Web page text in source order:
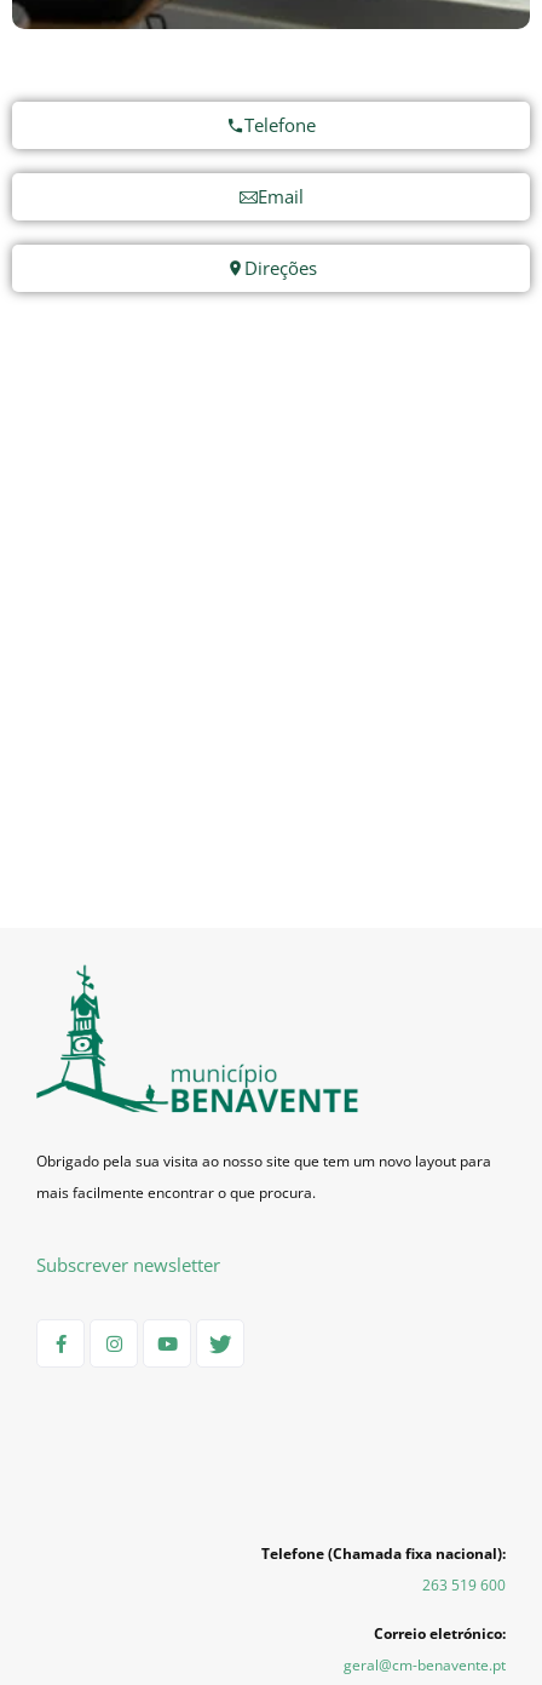
Telefone
Email
Direções
Obrigado pela sua visita ao nosso site que tem um novo layout para
mais facilmente encontrar o que procura.
Subscrever newsletter
Telefone (Chamada fixa nacional):
263 519 600
Correio eletrónico:
geral@cm-benavente.pt